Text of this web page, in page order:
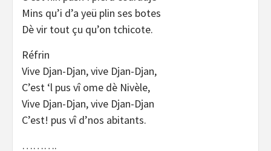
Mins qu’i d’a yeü plin ses botes
Dè vir tout çu qu’on tchicote.
Réfrin
Vive Djan-Djan, vive Djan-Djan,
C’est ‘l pus vî ome dè Nivèle,
Vive Djan-Djan, vive Djan-Djan
C’est! pus vî d’nos abitants.
……….